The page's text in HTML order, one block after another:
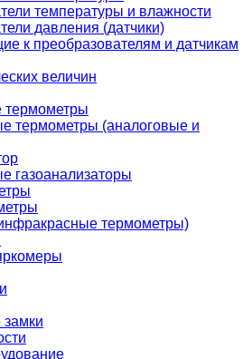
температуры и влажности
давления (датчики)
к преобразователям и датчикам
величин
термометры
термометры (аналоговые и
газоанализаторы
термометры)